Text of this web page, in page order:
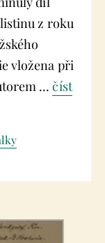
z roku
vložena při
…číst